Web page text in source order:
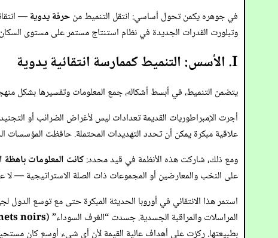
في جوهره يكمن تحول أساسي: انتقل التنميط منحرفة يدوية—
وتبلورت القدرات الجديدة في نظام استنتاج مستمر على مستوى السكان
I. الأسس: التنميط كممارسة انتقائية يدوية
يتضمن التنميط، في أبسط أشكاله، جمع المعلومات وتفسيرها بشكل
أجرت الإمبراطوريات القديمة تعدادات ليس لأغراض الضرائب أو
علاقية مبكرة يمكن أن تحدد التهديدات المحتملة. حافظت المؤسسات
ومع ذلك، شاركت هذه الأنظمة في قيد محدد:كانت المعلومات باهظة
على النخب والمعارضين أو المجموعات ذات الصلة الاستراتيجية — لا
استمر هذا الانتقائي في أوروبا الحديثة المبكرة حتى مع توسع الدول
المراسلات والمراقبة الجسدية. جسدت “الغرف السوداء” (noirs
بطبيعتها. ركزت على أهداف عالية القيمة لأن أي شيء أوسع كان